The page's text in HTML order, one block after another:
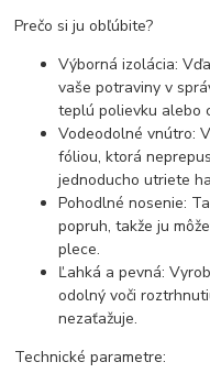
Prečo si ju obľúbite?
Výborná izolácia:
vaše potraviny v
teplú polievku alebo
Vodeodolné vnútro:
fóliou, ktorá
jednoducho utriete
Pohodlné nosenie:
popruh, takže ju
plece.
Ľahká a pevná:
odolný voči
nezaťažuje.
Technické parametre: